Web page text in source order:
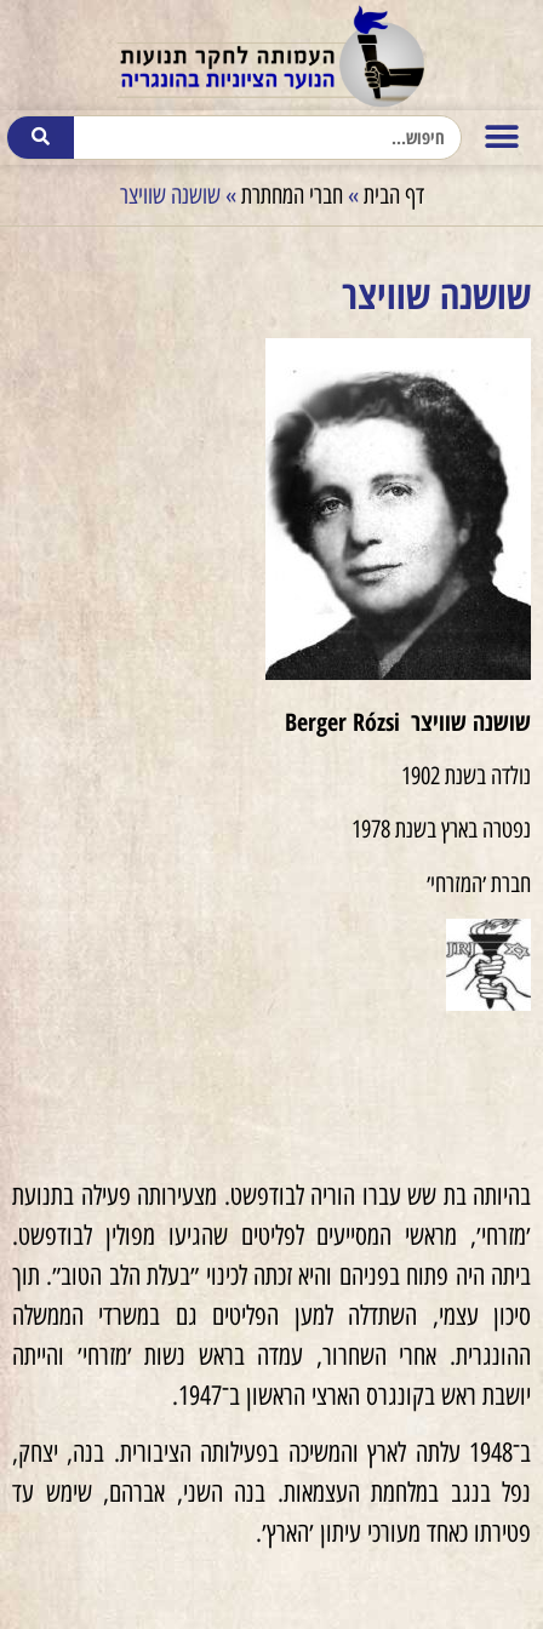
דף הבית» חברי המחתרת»שושנה שוויצר
שושנה שוויצר
שושנה שוויצר Berger Rózsi
נולדה בשנת 1902
נפטרה בארץ בשנת 1978
חברת ׳המזרחי׳
בהיותה בת שש עברו הוריה לבודפשט. מצעירותה פעילה בתנועת
׳מזרחי׳, מראשי המסייעים לפליטים שהגיעו מפולין לבודפשט.
ביתה היה פתוח בפניהם והיא זכתה לכינוי ״בעלת הלב הטוב״. תוך
סיכון עצמי, השתדלה למען הפליטים גם במשרדי הממשלה
ההונגרית. אחרי השחרור, עמדה בראש נשות ׳מזרחי׳ והייתה
יושבת ראש בקונגרס הארצי הראשון ב־1947.
ב־1948 עלתה לארץ והמשיכה בפעילותה הציבורית. בנה, יצחק,
נפל בנגב במלחמת העצמאות. בנה השני, אברהם, שימש עד
פטירתו כאחד מעורכי עיתון ׳הארץ׳.